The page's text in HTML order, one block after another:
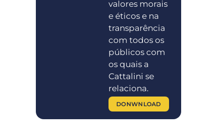
valores morais
e éticos e na
transparência
com todos os
públicos com
os quais a
Cattalini se
relaciona.
DONWNLOAD